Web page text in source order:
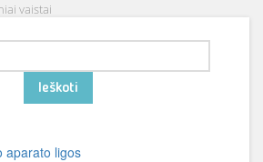
vaistai
Ieškoti
aparato ligos